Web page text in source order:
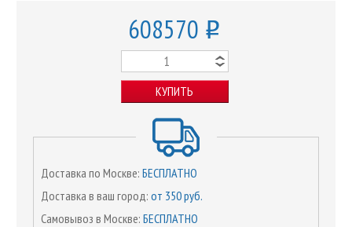
608570 o
КУПИТЬ
Доставка по Москве: БЕСПЛАТНО
Доставка в ваш город: от 350 руб.
Самовывоз в Москве: БЕСПЛАТНО